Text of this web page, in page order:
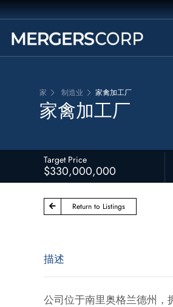
家 制造业 家禽加工厂
家禽加工厂
Target Price
$330,000,000
Return to Listings
描述
公司位于南里奥格兰德州，